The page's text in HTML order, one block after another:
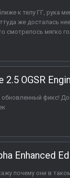
к телу ГГ, рука
же досталась
смотрелось мягко
OGSR
фикс!
Enhanced
почему они в